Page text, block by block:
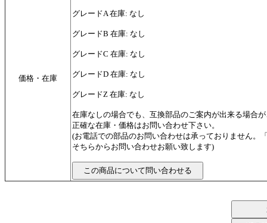
価格・在庫
グレードA 在庫: なし
グレードB 在庫: なし
グレードC 在庫: なし
グレードD 在庫: なし
グレードZ 在庫: なし
在庫なしの場合でも、互換部品のご案内が出来る場合
正確な在庫・価格はお問い合わせ下さい。
(お電話での部品のお問い合わせは承っておりません。
そちらからお問い合わせお願い致します)